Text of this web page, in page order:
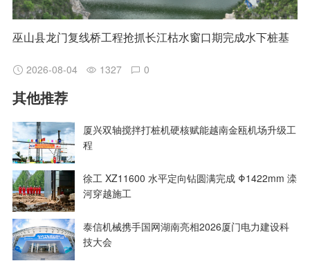
巫山县龙门复线桥工程抢抓长江枯水窗口期完成水下桩基
2026-08-04 1327 0
其他推荐
厦兴双轴搅拌打桩机硬核赋能越南金瓯机场升级工
程
徐工 XZ11600 水平定向钻圆满完成 Φ1422mm 滦
河穿越施工
泰信机械携手国网湖南亮相2026厦门电力建设科
技大会